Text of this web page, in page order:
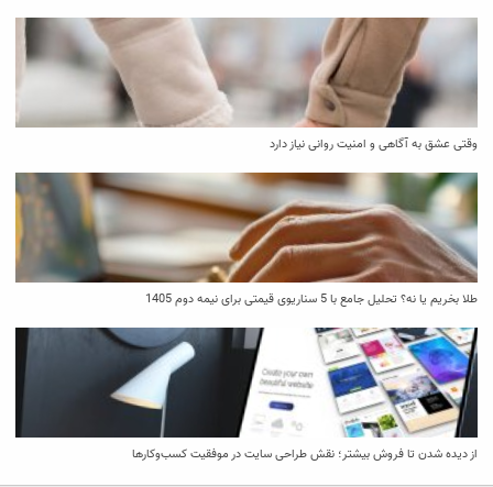
وقتی عشق به آگاهی و امنیت روانی نیاز دارد
طلا بخریم یا نه؟ تحلیل جامع با 5 سناریوی قیمتی برای نیمه دوم 1405
از دیده شدن تا فروش بیشتر؛ نقش طراحی سایت در موفقیت کسب‌وکارها